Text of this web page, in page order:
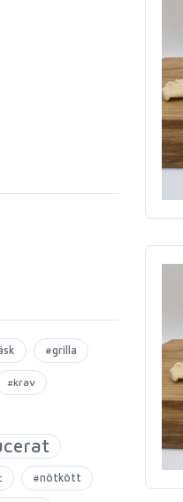
#grilla
#krav
#nötkött